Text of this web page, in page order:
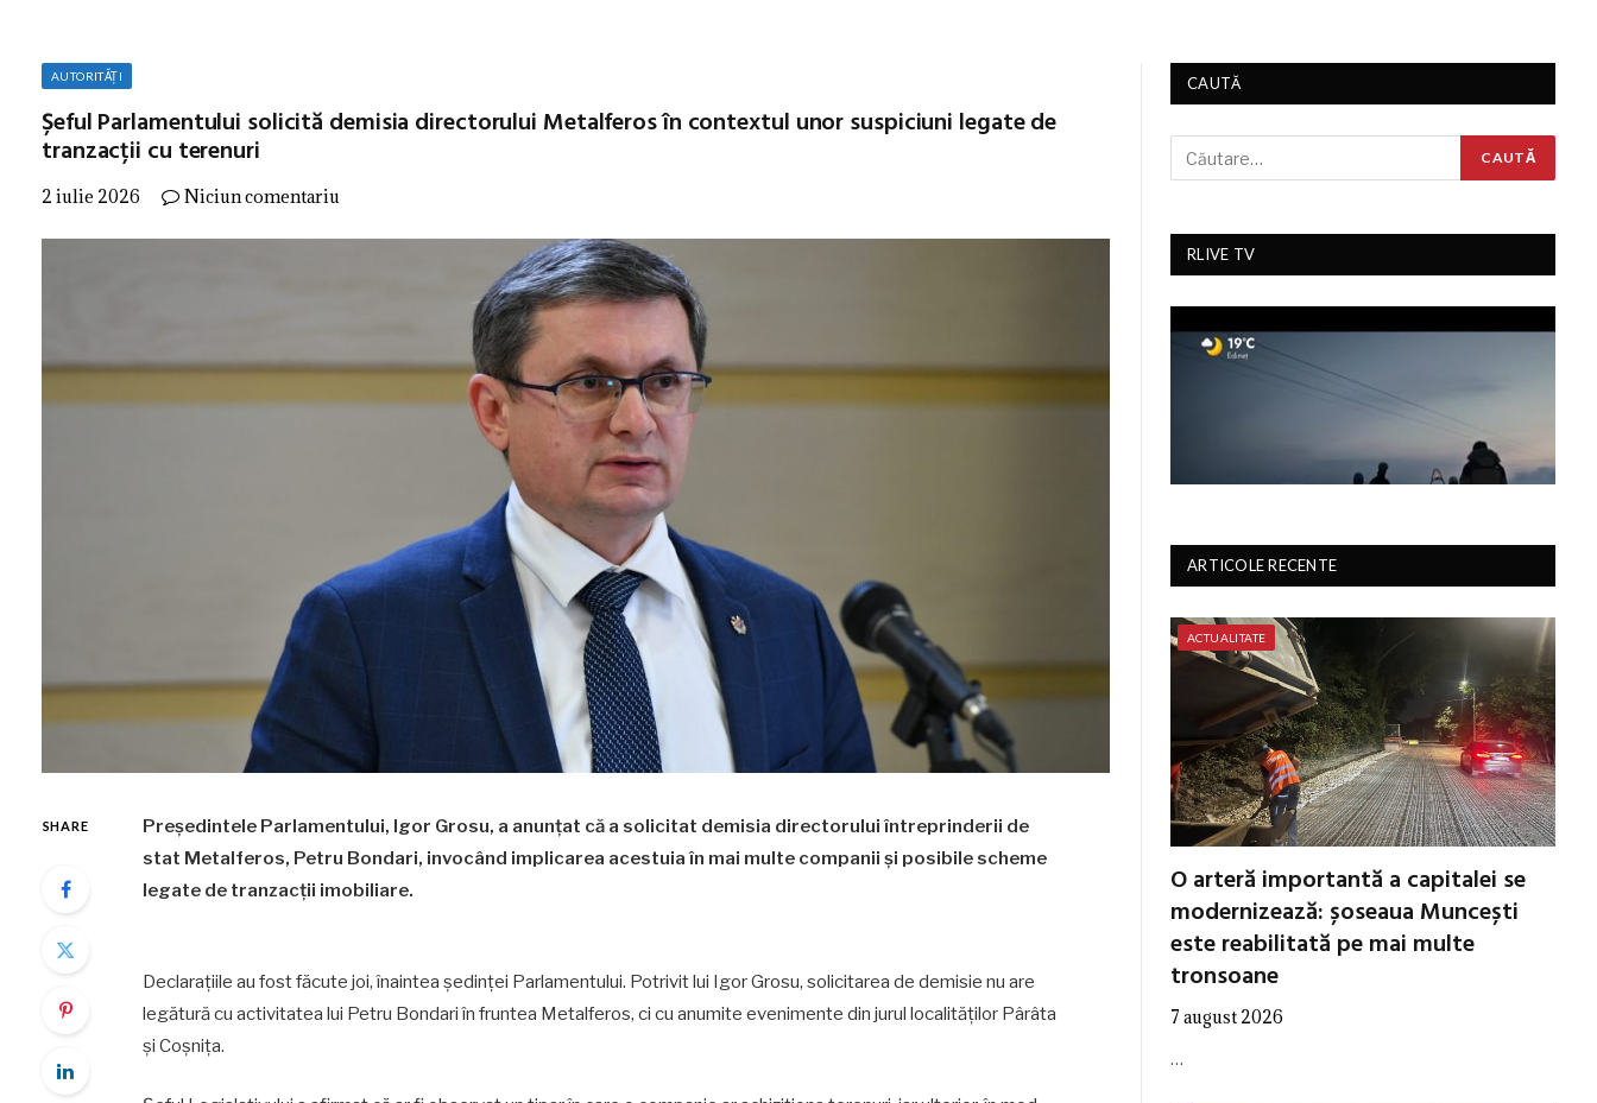
AUTORITĂȚI
Șeful Parlamentului solicită demisia directorului Metalferos în contextul unor suspiciuni legate de
tranzacții cu terenuri
2 iulie 2026 Niciun comentariu
SHARE
Președintele Parlamentului, Igor Grosu, a anunțat că a solicitat demisia directorului întreprinderii de
stat Metalferos, Petru Bondari, invocând implicarea acestuia în mai multe companii și posibile scheme
legate de tranzacții imobiliare.
Declarațiile au fost făcute joi, înaintea ședinței Parlamentului. Potrivit lui Igor Grosu, solicitarea de demisie nu are
legătură cu activitatea lui Petru Bondari în fruntea Metalferos, ci cu anumite evenimente din jurul localităților Pârâta
și Coșnița.
CAUTĂ
RLIVE TV
ARTICOLE RECENTE
ACTUALITATE
O arteră importantă a capitalei se
modernizează: șoseaua Muncești
este reabilitată pe mai multe
tronsoane
7 august 2026
…